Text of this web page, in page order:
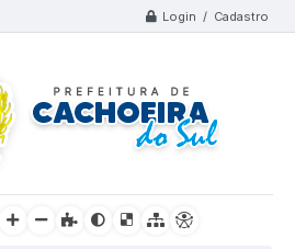
Login / Cadastro